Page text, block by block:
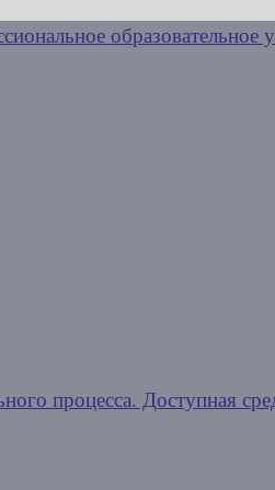
процесса. Доступная